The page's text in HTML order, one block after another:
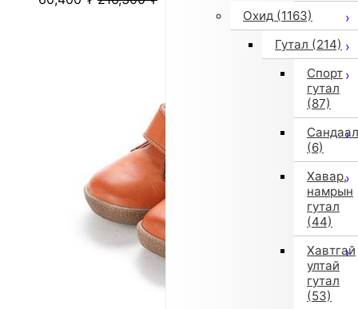
Охид (1163)
Гутал (214)
Спорт
гутал
(87)
Сандаал
(6)
Хавар,
намрын
гутал
(44)
Хавтгай
ултай
гутал
(53)